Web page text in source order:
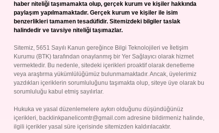
haber niteliği taşımamakta olup, gerçek kurum ve kişiler hakkında
paylaşım yapılmamaktadır. Gerçek kurum ve kişiler ile isim
benzerlikleri tamamen tesadüfidir. Sitemizdeki bilgiler taslak
halindedir ve tavsiye niteliği taşımazlar.
Sitemiz, 5651 Sayılı Kanun gereğince Bilgi Teknolojileri ve İletişim
Kurumu (BTK) tarafından onaylanmış bir Yer Sağlayıcı olarak hizmet
vermektedir. Bu nedenle, sitedeki içerikleri proaktif olarak denetleme
veya araştırma yükümlülüğümüz bulunmamaktadır. Ancak, üyelerimiz
yazdıkları içeriklerin sorumluluğunu taşımakta olup, siteye üye olarak bu
sorumluluğu kabul etmiş sayılırlar.
Hukuka ve yasal düzenlemelere aykırı olduğunu düşündüğünüz
içerikleri, backlinkpanelicomtr@gmail.com adresine bildirmeniz halinde,
ilgili içerikler yasal süre içerisinde sitemizden kaldırılacaktır.